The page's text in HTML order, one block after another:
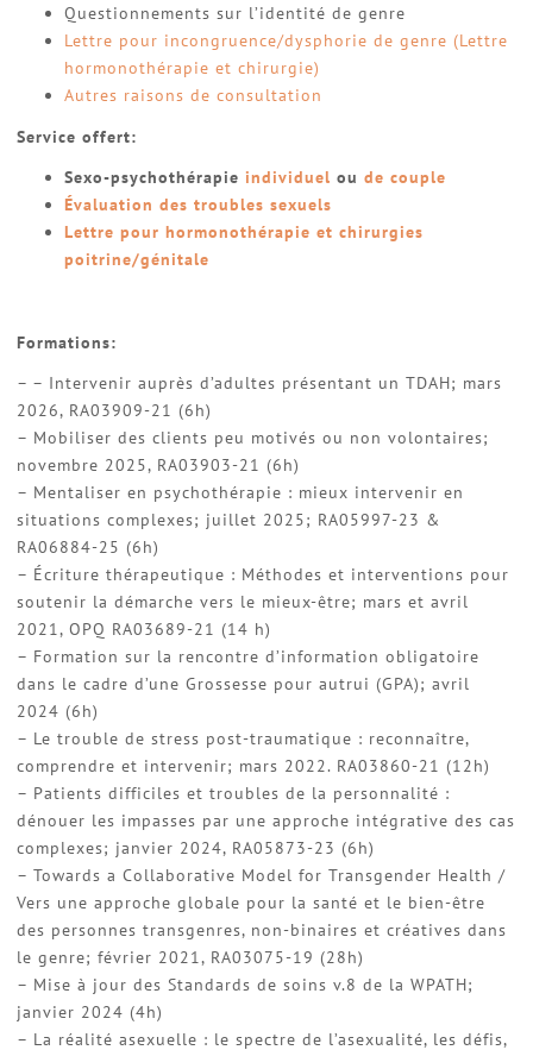
Questionnements sur l’identité de genre
Lettre pour incongruence/dysphorie de genre (Lettre
hormonothérapie et chirurgie)
Autres raisons de consultation
Service offert:
Sexo-psychothérapie individuel ou de couple
Évaluation des troubles sexuels
Lettre pour hormonothérapie et chirurgies
poitrine/génitale
Formations:
– – Intervenir auprès d’adultes présentant un TDAH; mars
2026, RA03909-21 (6h)
– Mobiliser des clients peu motivés ou non volontaires;
novembre 2025, RA03903-21 (6h)
– Mentaliser en psychothérapie : mieux intervenir en
situations complexes; juillet 2025; RA05997-23 &
RA06884-25 (6h)
– Écriture thérapeutique : Méthodes et interventions pour
soutenir la démarche vers le mieux-être; mars et avril
2021, OPQ RA03689-21 (14 h)
– Formation sur la rencontre d’information obligatoire
dans le cadre d’une Grossesse pour autrui (GPA); avril
2024 (6h)
– Le trouble de stress post-traumatique : reconnaître,
comprendre et intervenir; mars 2022. RA03860-21 (12h)
– Patients difficiles et troubles de la personnalité :
dénouer les impasses par une approche intégrative des cas
complexes; janvier 2024, RA05873-23 (6h)
– Towards a Collaborative Model for Transgender Health /
Vers une approche globale pour la santé et le bien-être
des personnes transgenres, non-binaires et créatives dans
le genre; février 2021, RA03075-19 (28h)
– Mise à jour des Standards de soins v.8 de la WPATH;
janvier 2024 (4h)
– La réalité asexuelle : le spectre de l’asexualité, les défis,